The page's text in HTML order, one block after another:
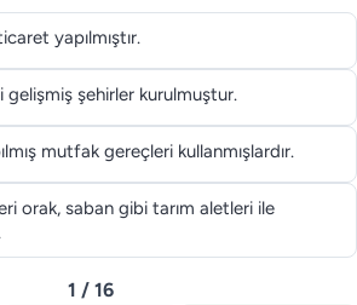
yapılmıştır.
gelişmiş şehirler kurulmuştur.
mutfak gereçleri kullanmışlardır.
orak, saban gibi tarım aletleri ile
1 / 16